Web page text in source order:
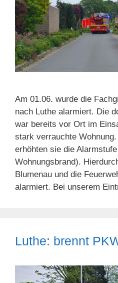
Am 01.06. wurde die
nach Luthe alarmiert. Die
war bereits vor Ort im
stark verrauchte
erhöhten sie die
Wohnungsbrand).
Blumenau und die
alarmiert. Bei unserem
Luthe: brennt